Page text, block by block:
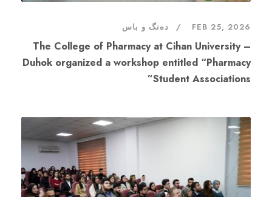
FEB 25, 2026 دەنگ و باس
The College of Pharmacy at Cihan University –
Duhok organized a workshop entitled “Pharmacy
Student Associations”